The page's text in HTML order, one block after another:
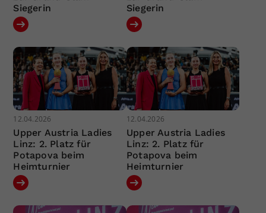
Siegerin
Siegerin
12.04.2026
Upper Austria Ladies
Linz: 2. Platz für
Potapova beim
Heimturnier
12.04.2026
Upper Austria Ladies
Linz: 2. Platz für
Potapova beim
Heimturnier